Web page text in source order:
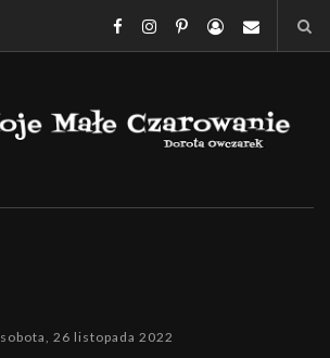
sobota, 26 listopada 2022